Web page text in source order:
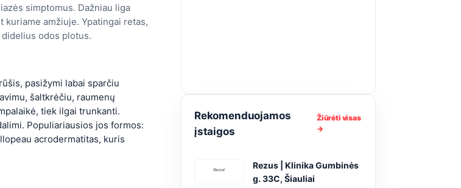
simptomus. Dažniau liga
amžiuje. Ypatingai retas,
odos plotus.
pasižymi labai sparčiu
šaltkrėčiu, raumenų
tiek ilgai trunkanti.
Populiariausios jos formos:
acrodermatitas, kuris
Rekomenduojamos
įstaigos
Žiūrėti visas
→
Rezus | Klinika Gumbinės
g. 33C, Šiauliai